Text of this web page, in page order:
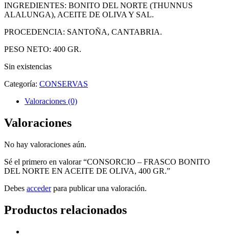
INGREDIENTES: BONITO DEL NORTE (THUNNUS
ALALUNGA), ACEITE DE OLIVA Y SAL.
PROCEDENCIA: SANTOÑA, CANTABRIA.
PESO NETO: 400 GR.
Sin existencias
Categoría: CONSERVAS
Valoraciones (0)
Valoraciones
No hay valoraciones aún.
Sé el primero en valorar “CONSORCIO – FRASCO BONITO
DEL NORTE EN ACEITE DE OLIVA, 400 GR.”
Debes accederpara publicar una valoración.
Productos relacionados